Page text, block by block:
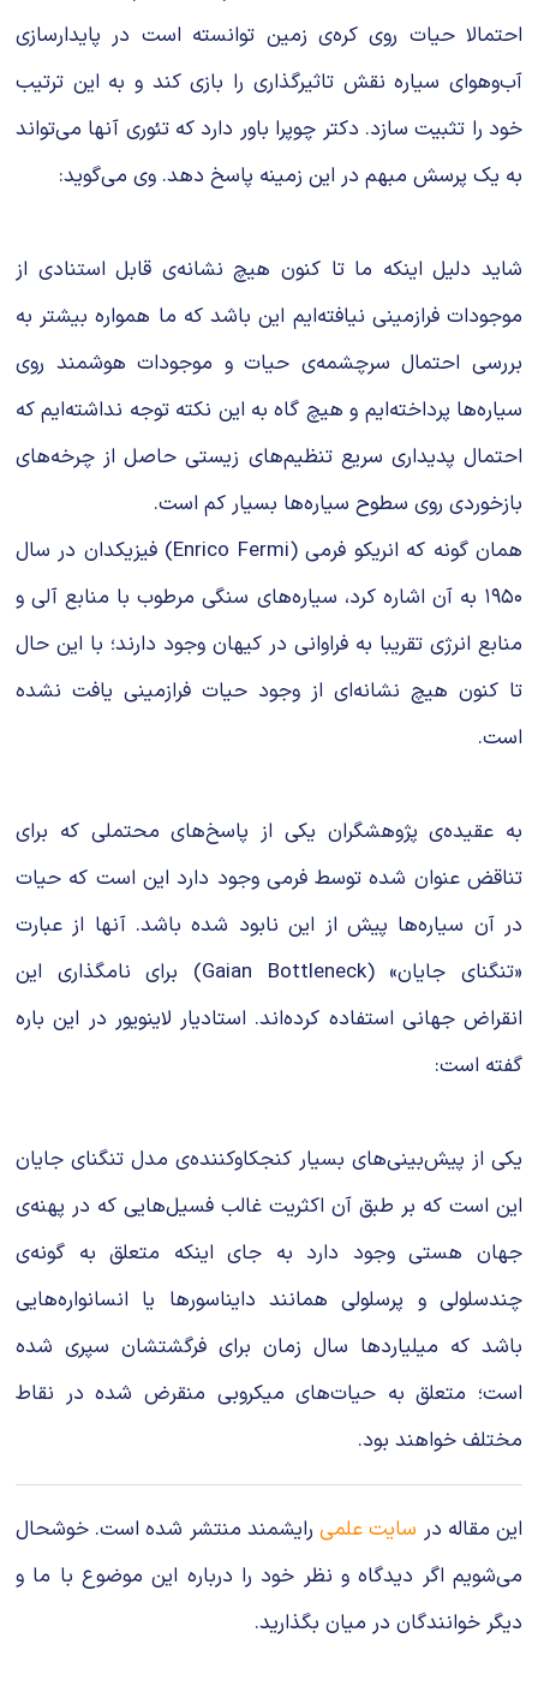
احتمالا حیات روی کره‌ی زمین توانسته است در پایدارسازی
آب‌وهوای سیاره نقش تاثیرگذاری را بازی کند و به این ترتیب
خود را تثبیت سازد. دکتر چوپرا باور دارد که تئوری آنها می‌تواند
به یک پرسش مبهم در این زمینه پاسخ دهد. وی می‌گوید:
شاید دلیل اینکه ما تا کنون هیچ نشانه‌ی قابل استنادی از
موجودات فرازمینی نیافته‌ایم این باشد که ما همواره بیشتر به
بررسی احتمال سرچشمه‌ی حیات و موجودات هوشمند روی
سیاره‌ها پرداخته‌ایم و هیچ گاه به این نکته توجه نداشته‌ایم که
احتمال پدیداری سریع تنظیم‌های زیستی حاصل از چرخه‌های
بازخوردی روی سطوح سیاره‌ها بسیار کم است.
همان گونه که انریکو فرمی (Enrico Fermi) فیزیکدان در سال
۱۹۵۰ به آن اشاره کرد، سیاره‌های سنگی مرطوب با منابع آلی و
منابع انرژی تقریبا به فراوانی در کیهان وجود دارند؛ با این حال
تا کنون هیچ نشانه‌ای از وجود حیات فرازمینی یافت نشده
است.
به عقیده‌ی پژوهشگران یکی از پاسخ‌های محتملی که برای
تناقض عنوان شده توسط فرمی وجود دارد این است که حیات
در آن سیاره‌ها پیش از این نابود شده باشد. آنها از عبارت
«تنگنای جایان» (Gaian Bottleneck) برای نامگذاری این
انقراض جهانی استفاده کرده‌اند. استادیار لاینویور در این باره
گفته است:
یکی از پیش‌بینی‌های بسیار کنجکاوکننده‌ی مدل تنگنای جایان
این است که بر طبق آن اکثریت غالب فسیل‌هایی که در پهنه‌ی
جهان هستی وجود دارد به جای اینکه متعلق به گونه‌ی
چندسلولی و پرسلولی همانند دایناسورها یا انسانواره‌هایی
باشد که میلیاردها سال زمان برای فرگشتشان سپری شده
است؛ متعلق به حیات‌های میکروبی منقرض شده در نقاط
مختلف خواهند بود.
این مقاله در سایت علمیرایشمند منتشر شده است. خوشحال
می‌شویم اگر دیدگاه و نظر خود را درباره این موضوع با ما و
دیگر خوانندگان در میان بگذارید.